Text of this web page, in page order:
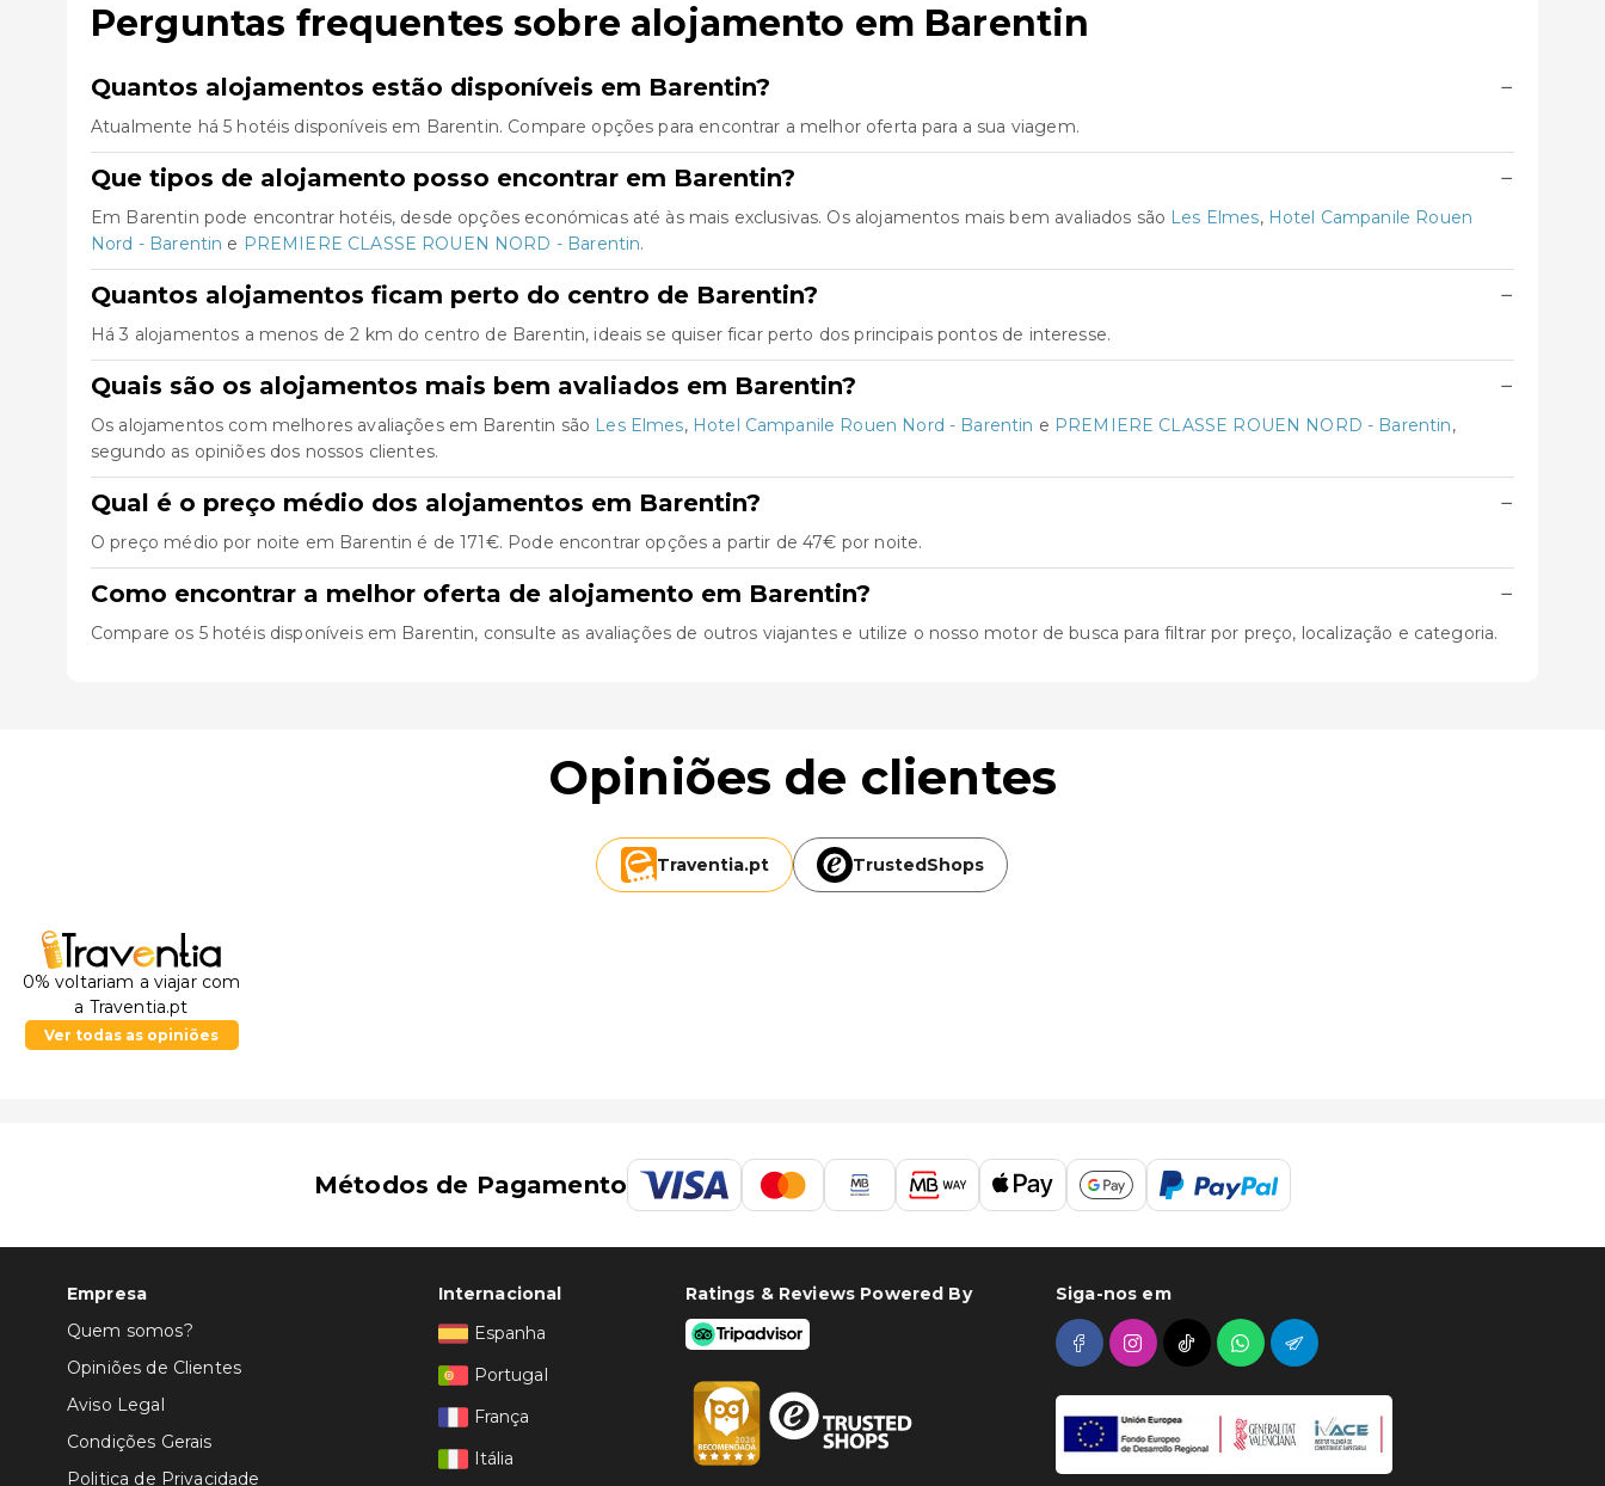
Perguntas frequentes sobre alojamento em Barentin
Quantos alojamentos estão disponíveis em Barentin? −
Atualmente há 5 hotéis disponíveis em Barentin. Compare opções para encontrar a melhor oferta para a sua viagem.
Que tipos de alojamento posso encontrar em Barentin? −
Em Barentin pode encontrar hotéis, desde opções económicas até às mais exclusivas. Os alojamentos mais bem avaliados são Les Elmes, Hotel Campanile Rouen
Nord - Barentin e PREMIERE CLASSE ROUEN NORD - Barentin.
Quantos alojamentos ficam perto do centro de Barentin? −
Há 3 alojamentos a menos de 2 km do centro de Barentin, ideais se quiser ficar perto dos principais pontos de interesse.
Quais são os alojamentos mais bem avaliados em Barentin? −
Os alojamentos com melhores avaliações em Barentin são Les Elmes, Hotel Campanile Rouen Nord - Barentin e PREMIERE CLASSE ROUEN NORD - Barentin,
segundo as opiniões dos nossos clientes.
Qual é o preço médio dos alojamentos em Barentin? −
O preço médio por noite em Barentin é de 171€. Pode encontrar opções a partir de 47€ por noite.
Como encontrar a melhor oferta de alojamento em Barentin? −
Compare os 5 hotéis disponíveis em Barentin, consulte as avaliações de outros viajantes e utilize o nosso motor de busca para filtrar por preço, localização e categoria.
Opiniões de clientes
Traventia.pt TrustedShops
0% voltariam a viajar com
a Traventia.pt
Ver todas as opiniões
Métodos de Pagamento
Empresa
Quem somos?
Opiniões de Clientes
Aviso Legal
Condições Gerais
Politica de Privacidade
Internacional
Espanha
Portugal
França
Itália
Ratings & Reviews Powered By Siga-nos em